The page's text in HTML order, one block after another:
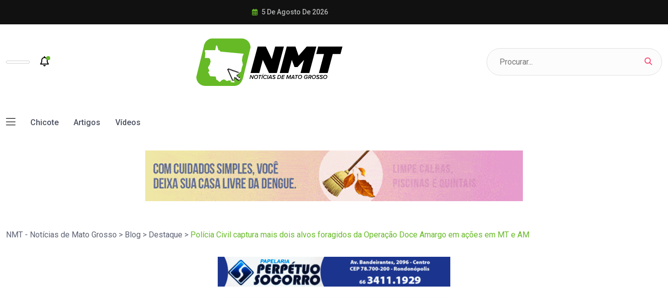
5 De Agosto De 2026
Chicote Artigos Vídeos
NMT - Notícias de Mato Grosso > Blog > Destaque > Polícia Civil captura mais dois alvos foragidos da Operação Doce Amargo em ações em MT e AM